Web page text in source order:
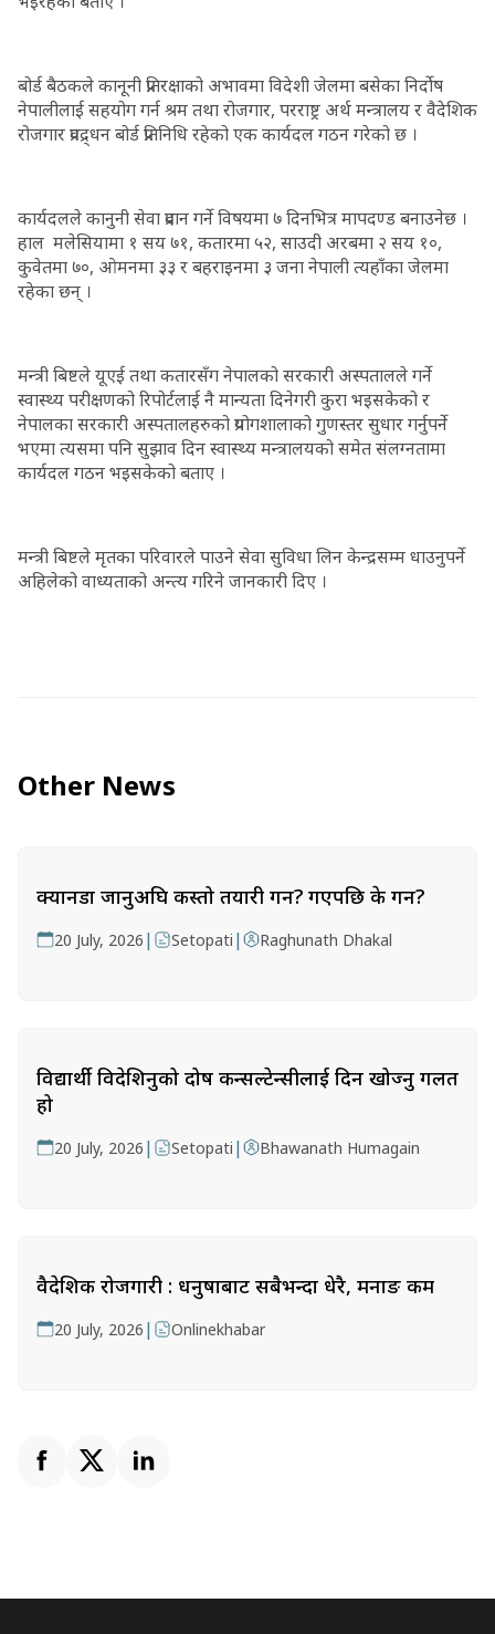
बोर्ड बैठकले कानूनी प्रतिरक्षाको अभावमा विदेशी जेलमा बसेका निर्दोष
नेपालीलाई सहयोग गर्न श्रम तथा रोजगार, परराष्ट्र अर्थ मन्त्रालय र वैदेशिक
रोजगार प्रवद्र्धन बोर्ड प्रतिनिधि रहेको एक कार्यदल गठन गरेको छ ।
कार्यदलले कानुनी सेवा प्रदान गर्ने विषयमा ७ दिनभित्र मापदण्ड बनाउनेछ ।
हाल मलेसियामा १ सय ७१, कतारमा ५२, साउदी अरबमा २ सय १०,
कुवेतमा ७०, ओमनमा ३३ र बहराइनमा ३ जना नेपाली त्यहाँका जेलमा
रहेका छन् ।
मन्त्री बिष्टले यूएई तथा कतारसँग नेपालको सरकारी अस्पतालले गर्ने
स्वास्थ्य परीक्षणको रिपोर्टलाई नै मान्यता दिनेगरी कुरा भइसकेको र
नेपालका सरकारी अस्पतालहरुको प्रयोगशालाको गुणस्तर सुधार गर्नुपर्ने
भएमा त्यसमा पनि सुझाव दिन स्वास्थ्य मन्त्रालयको समेत संलग्नतामा
कार्यदल गठन भइसकेको बताए ।
मन्त्री बिष्टले मृतका परिवारले पाउने सेवा सुविधा लिन केन्द्रसम्म धाउनुपर्ने
अहिलेको वाध्यताको अन्त्य गरिने जानकारी दिए ।
Other News
क्यानडा जानुअघि कस्तो तयारी गर्ने? गएपछि के गर्ने?
20 July, 2026 | Setopati | Raghunath Dhakal
विद्यार्थी विदेशिनुको दोष कन्सल्टेन्सीलाई दिन खोज्नु गलत
हो
20 July, 2026 | Setopati | Bhawanath Humagain
वैदेशिक रोजगारी : धनुषाबाट सबैभन्दा धेरै, मनाङ कम
20 July, 2026 | Onlinekhabar